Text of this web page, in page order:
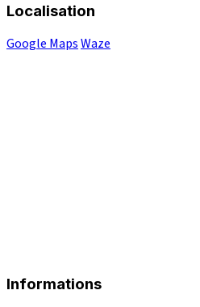
Localisation
Google MapsWaze
Informations